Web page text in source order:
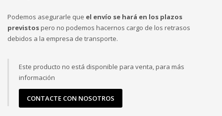
Podemos asegurarle que el envío se hará en los plazos
previstospero no podemos hacernos cargo de los retrasos
debidos a la empresa de transporte.
Este producto no está disponible para venta, para más
información
CONTACTE CON NOSOTROS